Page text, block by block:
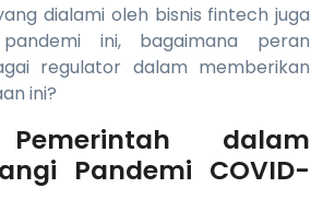
dialami oleh bisnis fintech juga
ini, bagaimana peran
regulator dalam memberikan
ini?
dalam
Pandemi COVID-